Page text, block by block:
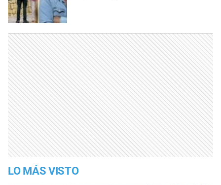
LO MÁS VISTO